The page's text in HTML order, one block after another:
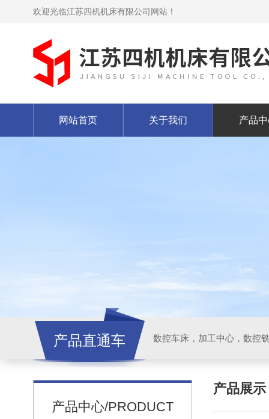
欢迎光临江苏四机机床有限公司网站！
网站首页 关于我们 产品
产品直通车
产品中心/PRODUCT
产品展示